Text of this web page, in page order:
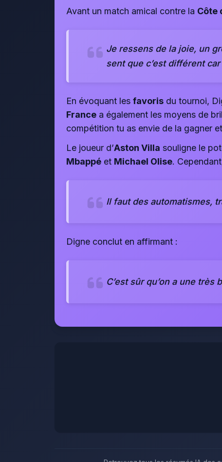
Avant un match amical contre la Côte
Je ressens de la joie, un
sent que c’est différent
En évoquant les favoris du tournoi,
France a également les moyens de
compétition tu as envie de la gagner
Le joueur d’Aston Villa souligne le
Mbappé et Michael Olise.
Il faut des automatismes,
Digne conclut en affirmant :
C’est sûr qu’on a une